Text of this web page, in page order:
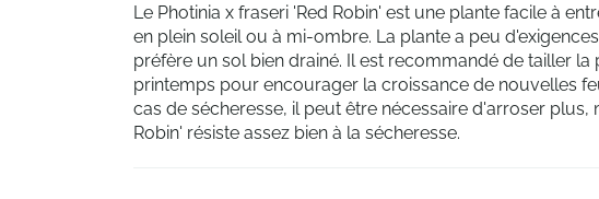
Le Photinia x fraseri 'Red Robin' est une plante facile à
en plein soleil ou à mi-ombre. La plante a peu
préfère un sol bien drainé. Il est recommandé de tailler
printemps pour encourager la croissance de nouvelles
cas de sécheresse, il peut être nécessaire d'arroser plus,
Robin' résiste assez bien à la sécheresse.